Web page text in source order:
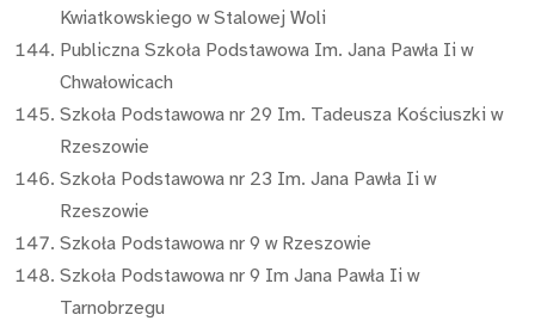
Kwiatkowskiego w Stalowej Woli
Publiczna Szkoła Podstawowa Im. Jana Pawła Ii w
Chwałowicach
Szkoła Podstawowa nr 29 Im. Tadeusza Kościuszki w
Rzeszowie
Szkoła Podstawowa nr 23 Im. Jana Pawła Ii w
Rzeszowie
Szkoła Podstawowa nr 9 w Rzeszowie
Szkoła Podstawowa nr 9 Im Jana Pawła Ii w
Tarnobrzegu